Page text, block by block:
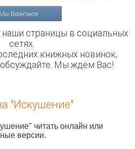
Мы Вконтакте
страницы в социальных
сетях.
книжных новинок,
Мы ждём Вас!
"Искушение"
читать онлайн или
версии.